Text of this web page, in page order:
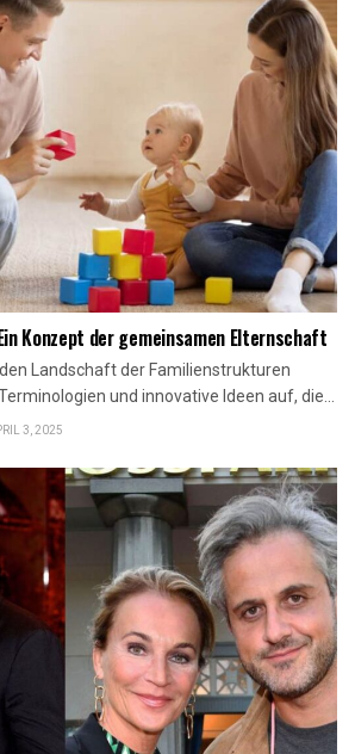
Konzept der gemeinsamen Elternschaft
Landschaft der Familienstrukturen
und innovative Ideen auf, die...
3, 2025